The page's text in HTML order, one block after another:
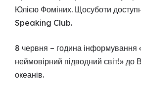
Юлією Фоміних. Щосуботи
Speaking Club.
8 червня – година інформування
неймовірний підводний світ!» до
океанів.